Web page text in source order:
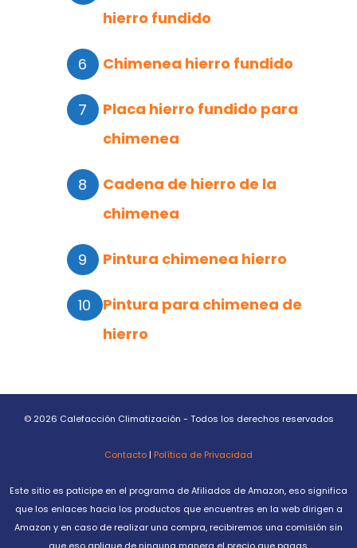
hierro fundido
Chimenea hierro fundido
Placa hierro fundido para
chimenea
Cadena de hierro de la
chimenea
Pintura chimenea hierro
Pintura para chimenea de
hierro
© 2026 Calefacción Climatización - Todos los derechos reservados
Contacto | Política de Privacidad
Este sitio es paticipe en el programa de Afiliados de Amazon, eso significa
que los enlaces hacia los productos que encuentres en la web dirigen a
Amazon y en caso de realizar una compra, recibiremos una comisión sin